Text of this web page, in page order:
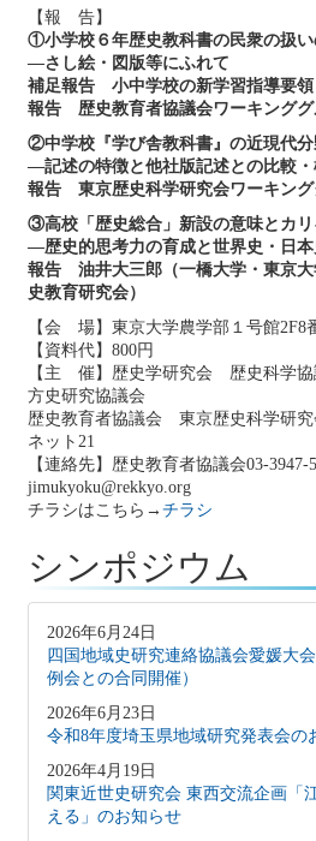
【報 告】
①小学校６年歴史教科書の民衆の扱い
―さし絵・図版等にふれて
補足報告 小中学校の新学習指導要領
報告 歴史教育者協議会ワーキンググ
②中学校『学び舎教科書』の近現代
―記述の特徴と他社版記述との比較
報告 東京歴史科学研究会ワーキング
③高校「歴史総合」新設の意味とカ
―歴史的思考力の育成と世界史・日
報告 油井大三郎（一橋大学・東京大
史教育研究会）
【会 場】東京大学農学部１号館2F8
【資料代】800円
【主 催】歴史学研究会 歴史科学
方史研究協議会
歴史教育者協議会 東京歴史科学研
ネット21
【連絡先】歴史教育者協議会03-3947-
jimukyoku@rekkyo.org
チラシはこちら→ チラシ
シンポジウム
2026年6月24日
四国地域史研究連絡協議会愛媛大
例会との合同開催）
2026年6月23日
令和8年度埼玉県地域研究発表会の
2026年4月19日
関東近世史研究会 東西交流企画「
える」のお知らせ